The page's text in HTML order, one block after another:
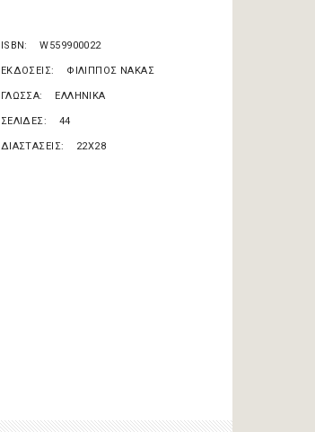
ISBN W559900022
ΕΚΔΟΣΕΙΣ ΦΙΛΙΠΠΟΣ ΝΑΚΑΣ
ΓΛΩΣΣΑ ΕΛΛΗΝΙΚΑ
ΣΕΛΙΔΕΣ 44
ΔΙΑΣΤΑΣΕΙΣ 22X28